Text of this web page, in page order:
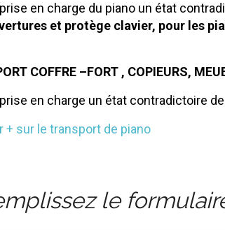
en charge du piano un état
et protège clavier, pour les
COFFRE –FORT , COPIEURS,
en charge un état contradictoire
+ sur le transport de piano
le